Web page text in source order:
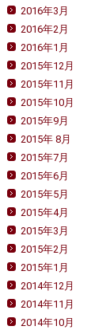
2016年3月
2016年2月
2016年1月
2015年12月
2015年11月
2015年10月
2015年9月
2015年 8月
2015年7月
2015年6月
2015年5月
2015年4月
2015年3月
2015年2月
2015年1月
2014年12月
2014年11月
2014年10月